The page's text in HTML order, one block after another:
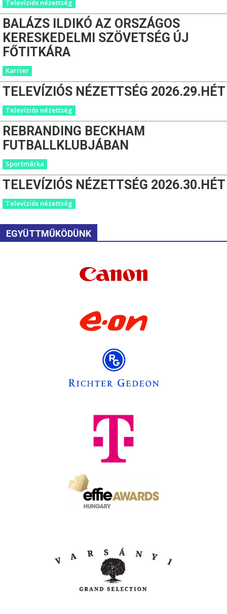
Televíziós nézettség
BALÁZS ILDIKÓ AZ ORSZÁGOS
KERESKEDELMI SZÖVETSÉG ÚJ
FŐTITKÁRA
Karrier
TELEVÍZIÓS NÉZETTSÉG 2026.29.HÉT
Televíziós nézettség
REBRANDING BECKHAM
FUTBALLKLUBJÁBAN
Sportmárka
TELEVÍZIÓS NÉZETTSÉG 2026.30.HÉT
Televíziós nézettség
EGYÜTTMŰKÖDÜNK